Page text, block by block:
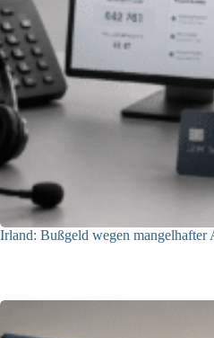
Irland: Bußgeld wegen mangelhafter